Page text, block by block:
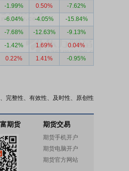
-1.99% 0.50%
-7.62%
-6.04% -4.05%
-15.84%
-7.68% -12.63%
-9.13%
-1.42% 1.69%
0.04%
0.22% 1.41% -0.95%
完整性、有效性、及时性、原创性